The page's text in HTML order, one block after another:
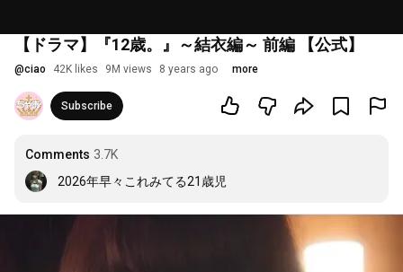
【ドラマ】『12歳。』～結衣編～ 前編 【公式】
@ciao 42K likes 9M views 8 years ago more
Subscribe
Comments 3.7K
2026年早々これみてる21歳児